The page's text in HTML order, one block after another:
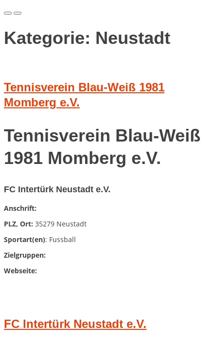
Primary
for
Mobile
Primary
Desktop
Kategorie: Neustadt
Tennisverein Blau-Weiß 1981
Momberg e.V.
Tennisverein Blau-Weiß
1981 Momberg e.V.
FC Intertürk Neustadt e.V.
Anschrift:
PLZ, Ort: 35279 Neustadt
Sportart(en): Fussball
Zielgruppen:
Webseite:
FC Intertürk Neustadt e.V.